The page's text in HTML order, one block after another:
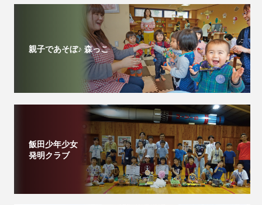
親子であそぼ♪ 森っこ
飯田少年少女
発明クラブ